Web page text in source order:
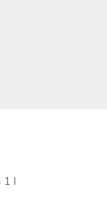
1 I